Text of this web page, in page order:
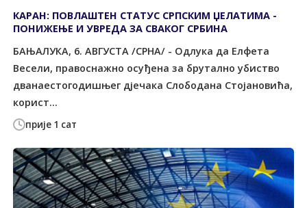
прије 1 сат
КАРАН: ПОВЛАШТЕН СТАТУС СРПСКИМ ЏЕЛАТИМА -
ПОНИЖЕЊЕ И УВРЕДА ЗА СВАКОГ СРБИНА
БАЊАЛУКА, 6. АВГУСТА /СРНА/ - Одлука да Елфета
Весели, правоснажно осуђена за брутално убиство
дванаестогодишњег дјечака Слободана Стојановића,
корист...